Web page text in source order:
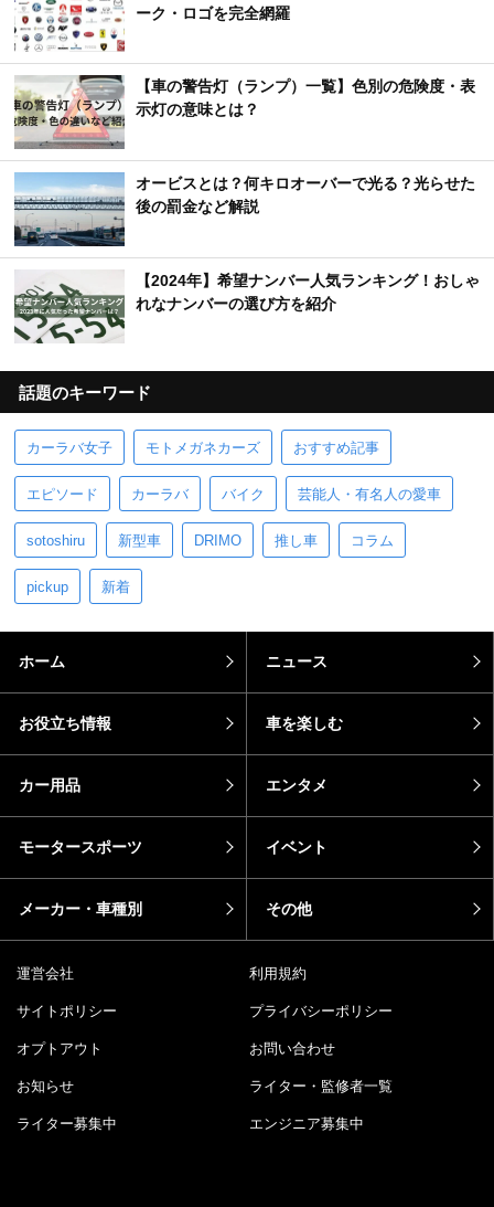
ーク・ロゴを完全網羅
【車の警告灯（ランプ）一覧】色別の危険度・表
示灯の意味とは？
オービスとは？何キロオーバーで光る？光らせた
後の罰金など解説
【2024年】希望ナンバー人気ランキング！おしゃ
れなナンバーの選び方を紹介
話題のキーワード
カーラバ女子 モトメガネカーズ おすすめ記事
エピソード カーラバ バイク 芸能人・有名人の愛車
sotoshiru 新型車 DRIMO 推し車 コラム
pickup 新着
ホーム ニュース
お役立ち情報 車を楽しむ
カー用品 エンタメ
モータースポーツ イベント
メーカー・車種別 その他
運営会社 利用規約
サイトポリシー プライバシーポリシー
オプトアウト お問い合わせ
お知らせ ライター・監修者一覧
ライター募集中 エンジニア募集中